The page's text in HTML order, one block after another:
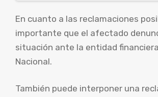
En cuanto a las reclamaciones
importante que el afectado
situación ante la entidad
Nacional.
También puede interponer una